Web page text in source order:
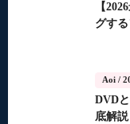
【
グす
Aoi/
DVD
底解